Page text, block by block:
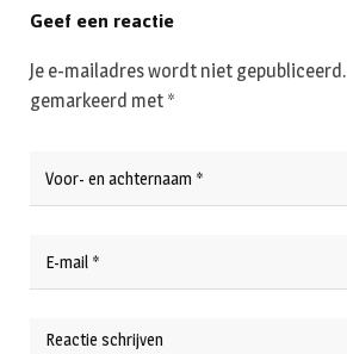
Geef een reactie
Je e-mailadres wordt niet gepubliceerd.
gemarkeerd met *